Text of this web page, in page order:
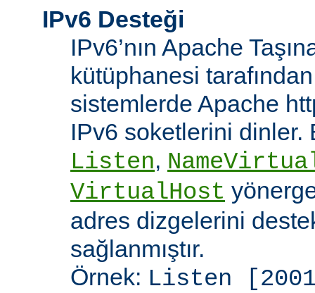
IPv6 Desteği
IPv6’nın Apache
kütüphanesi
sistemlerde Apache
IPv6 soketlerini dinler.
Listen,
VirtualHost
adres dizgelerini
sağlanmıştır.
Örnek: Listen